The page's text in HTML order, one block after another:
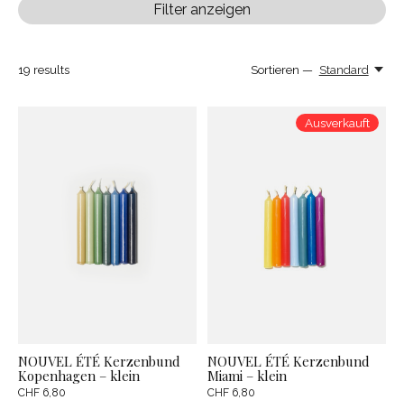
Filter anzeigen
19 results Sortieren — Standard
NOUVEL ÉTÉ Kerzenbund
Kopenhagen – klein
CHF 6,80
Ausverkauft
NOUVEL ÉTÉ Kerzenbund
Miami – klein
CHF 6,80